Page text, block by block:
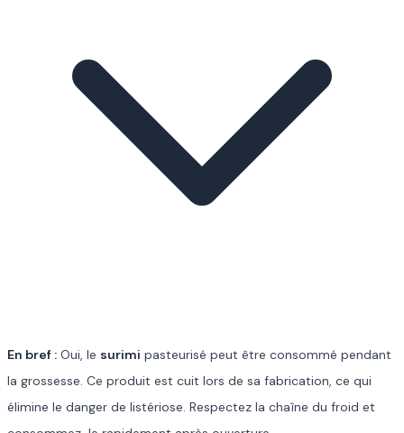
En bref : Oui, le surimi pasteurisé peut être consommé pendant
la grossesse. Ce produit est cuit lors de sa fabrication, ce qui
élimine le danger de listériose. Respectez la chaîne du froid et